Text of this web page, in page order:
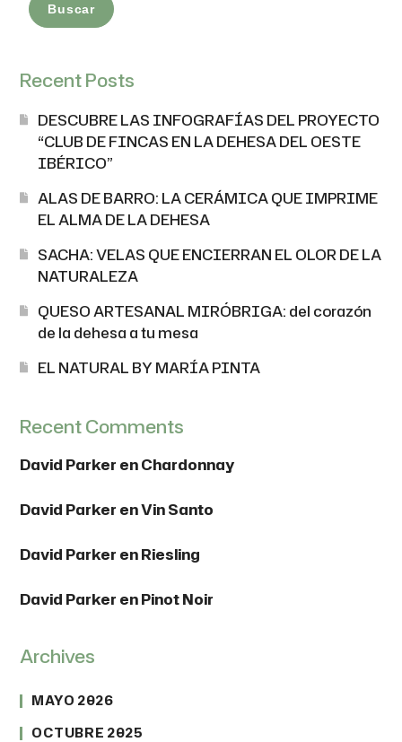
Buscar
Recent Posts
DESCUBRE LAS INFOGRAFÍAS DEL PROYECTO
“CLUB DE FINCAS EN LA DEHESA DEL OESTE
IBÉRICO”
ALAS DE BARRO: LA CERÁMICA QUE IMPRIME
EL ALMA DE LA DEHESA
SACHA: VELAS QUE ENCIERRAN EL OLOR DE LA
NATURALEZA
QUESO ARTESANAL MIRÓBRIGA: del corazón
de la dehesa a tu mesa
EL NATURAL BY MARÍA PINTA
Recent Comments
David Parker enChardonnay
David Parker enVin Santo
David Parker enRiesling
David Parker enPinot Noir
Archives
MAYO 2026
OCTUBRE 2025